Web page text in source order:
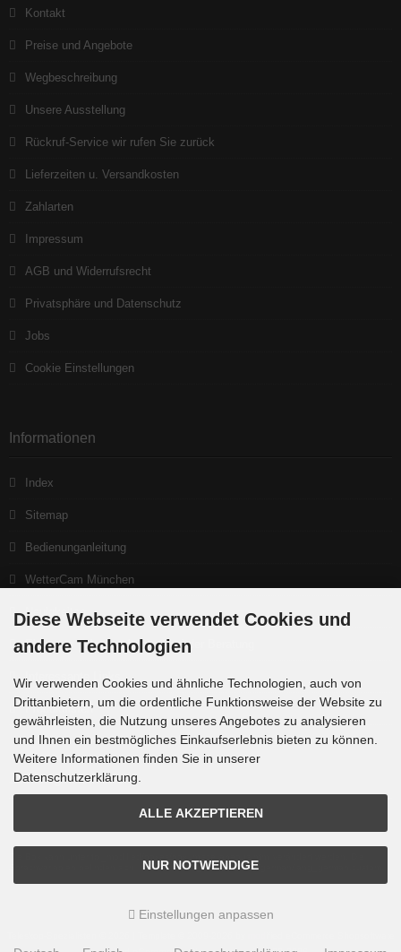
Kontakt
Preise und Angebote
Wegbeschreibung
Unsere Ausstellung
Rückruf-Service wir rufen Sie zurück
Lieferzeiten u. Versandkosten
Zahlarten
Impressum
AGB und Widerrufsrecht
Privatsphäre und Datenschutz
Jobs
Cookie Einstellungen
Informationen
Index
Sitemap
Bedienunganleitung
WetterCam München
Neuigkeiten
Ein gutes Teleskop beginnt bei der Beratung
Interessante Links
Produktlisten
Zahlungsmethoden
Sprachvariablen befinden sich in der Datei tpl_modified/lang/german/lang_german.custom.
Diese Webseite verwendet Cookies und
andere Technologien
Wir verwenden Cookies und ähnliche Technologien, auch von
Drittanbietern, um die ordentliche Funktionsweise der Website zu
gewährleisten, die Nutzung unseres Angebotes zu analysieren
und Ihnen ein bestmögliches Einkaufserlebnis bieten zu können.
Weitere Informationen finden Sie in unserer
Datenschutzerklärung.
ALLE AKZEPTIEREN
NUR NOTWENDIGE
Einstellungen anpassen